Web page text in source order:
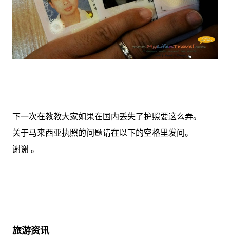
下一次在教教大家如果在国内丢失了护照要这么弄。
关于马来西亚执照的问题请在以下的空格里发问。
谢谢 。
旅游资讯